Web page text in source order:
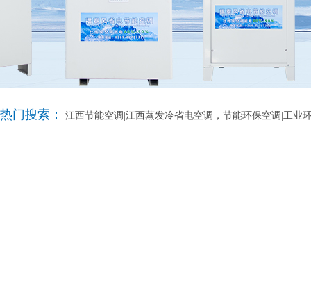
热门搜索： 江西节能空调|江西蒸发冷省电空调，节能环保空调|工业